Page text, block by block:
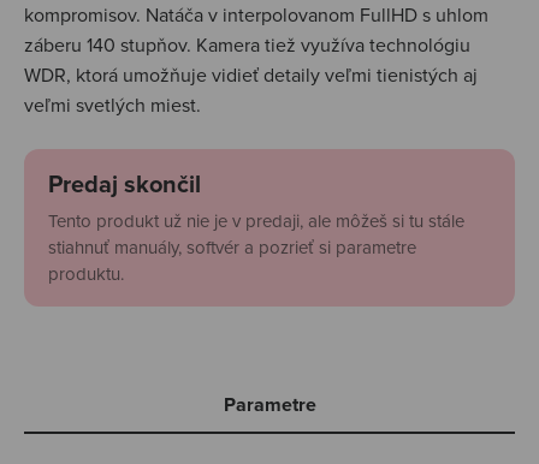
kompromisov. Natáča v interpolovanom FullHD s uhlom
záberu 140 stupňov. Kamera tiež využíva technológiu
WDR, ktorá umožňuje vidieť detaily veľmi tienistých aj
veľmi svetlých miest.
Predaj skončil
Tento produkt už nie je v predaji, ale môžeš si tu stále
stiahnuť manuály, softvér a pozrieť si parametre
produktu.
Parametre